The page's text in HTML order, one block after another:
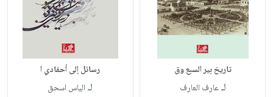
تاريخ بير السبع وق
لـعارف العارف
رسائل إلى أحفادي ا
لـ الياس اسحق